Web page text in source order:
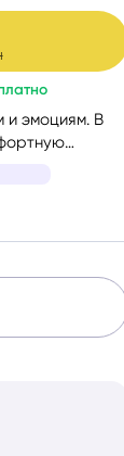
и эмоциям. В